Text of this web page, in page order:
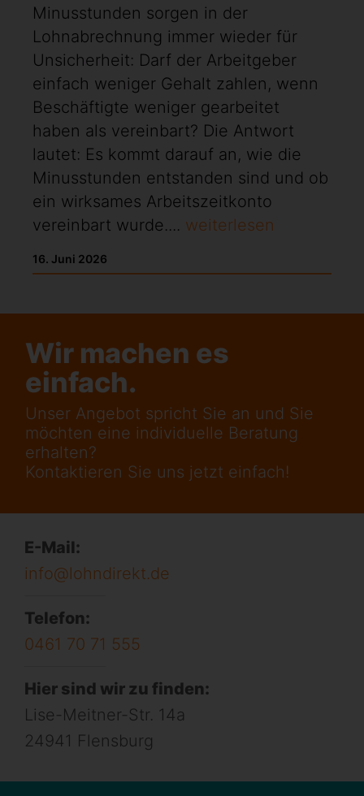
Minusstunden sorgen in der
Lohnabrechnung immer wieder für
Unsicherheit: Darf der Arbeitgeber
einfach weniger Gehalt zahlen, wenn
Beschäftigte weniger gearbeitet
haben als vereinbart? Die Antwort
lautet: Es kommt darauf an, wie die
Minusstunden entstanden sind und ob
ein wirksames Arbeitszeitkonto
vereinbart wurde.... weiterlesen
16. Juni 2026
Wir machen es
einfach.
Unser Angebot spricht Sie an und Sie
möchten eine individuelle Beratung
erhalten?
Kontaktieren Sie uns jetzt einfach!
E-Mail:
info@lohndirekt.de
Telefon:
0461 70 71 555
Hier sind wir zu finden:
Lise-Meitner-Str. 14a
24941 Flensburg